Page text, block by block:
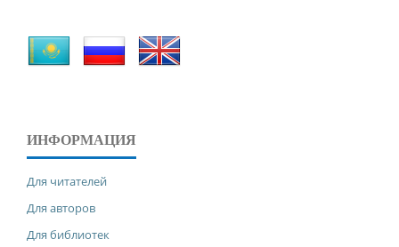
ИНФОРМАЦИЯ
Для читателей
Для авторов
Для библиотек